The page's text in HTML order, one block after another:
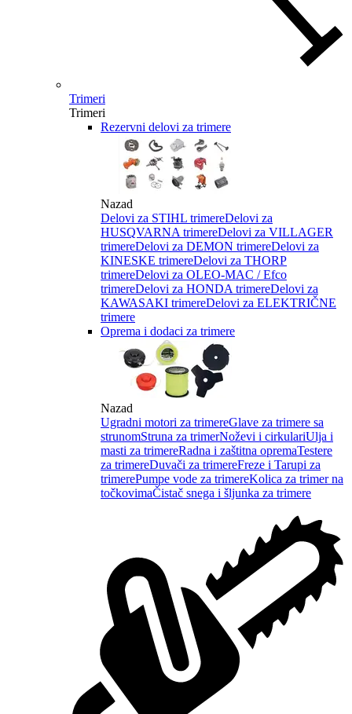
Trimeri
Trimeri
Rezervni delovi za trimere
Nazad
Delovi za STIHL trimereDelovi za
HUSQVARNA trimereDelovi za VILLAGER
trimereDelovi za DEMON trimereDelovi za
KINESKE trimereDelovi za THORP
trimereDelovi za OLEO-MAC / Efco
trimereDelovi za HONDA trimereDelovi za
KAWASAKI trimereDelovi za ELEKTRIČNE
trimere
Oprema i dodaci za trimere
Nazad
Ugradni motori za trimereGlave za trimere sa
strunomStruna za trimerNoževi i cirkulariUlja i
masti za trimereRadna i zaštitna opremaTestere
za trimereDuvači za trimereFreze i Tarupi za
trimerePumpe vode za trimereKolica za trimer na
točkovimaČistač snega i šljunka za trimere